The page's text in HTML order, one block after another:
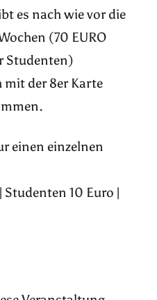
es nach wie vor die
(70 EURO
Studenten)
mit der 8er Karte
einen einzelnen
10 Euro |